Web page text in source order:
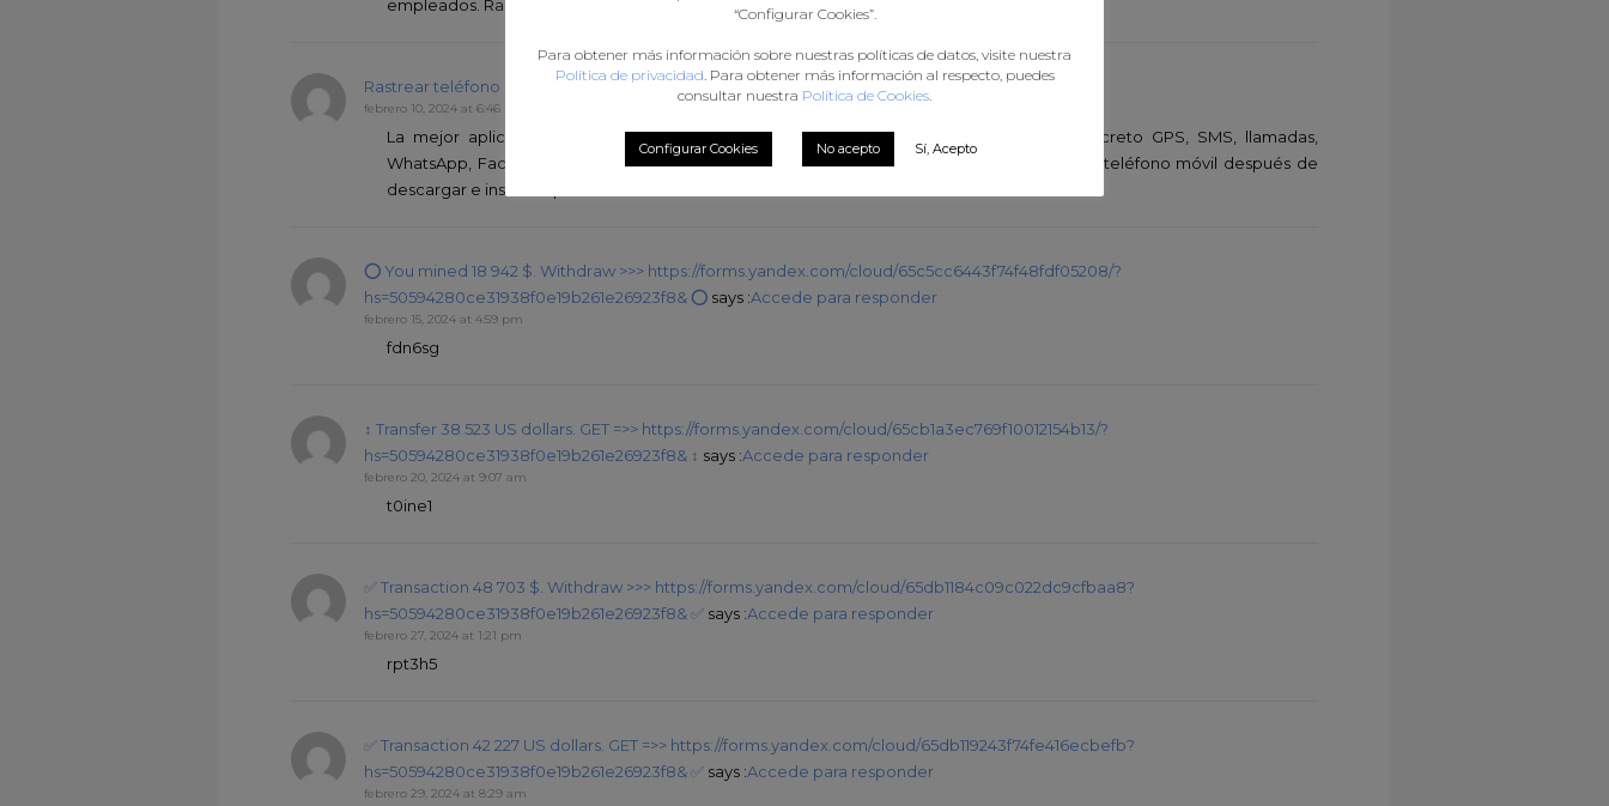
empleados. Rastrear Teléfono Celular Gratis – Programa de Monitoreo en Línea.
Rastrear teléfono Accede para responder
febrero 10, 2024 at 6:46 pm
La mejor aplicación de control parental para proteger a sus hijos – monitoriza en secreto GPS, SMS, llamadas,
WhatsApp, Facebook, ubicación. Puede monitorear de forma remota las actividades del teléfono móvil después de
descargar e instalar apk en el teléfono de destino.
⭕ You mined 18 942 $. Withdrаw >>> https://forms.yandex.com/cloud/65c5cc6443f74f48fdf05208/?
hs=50594280ce31938f0e19b261e26923f8& ⭕ says :Accede para responder
febrero 15, 2024 at 4:59 pm
fdn6sg
↕ Transfer 38 523 US dollars. GЕТ =>> https://forms.yandex.com/cloud/65cb1a3ec769f10012154b13/?
hs=50594280ce31938f0e19b261e26923f8& ↕ says :Accede para responder
febrero 20, 2024 at 9:07 am
t0ine1
✅ Transaction 48 703 $. Withdrаw >>> https://forms.yandex.com/cloud/65db1184c09c022dc9cfbaa8?
hs=50594280ce31938f0e19b261e26923f8& ✅ says :Accede para responder
febrero 27, 2024 at 1:21 pm
rpt3h5
✅ Transaction 42 227 US dollars. GЕТ =>> https://forms.yandex.com/cloud/65db119243f74fe416ecbefb?
hs=50594280ce31938f0e19b261e26923f8& ✅ says :Accede para responder
febrero 29, 2024 at 8:29 am
“Configurar Cookies”.
Para obtener más información sobre nuestras políticas de datos, visite nuestra
Política de privacidad . Para obtener más información al respecto, puedes
consultar nuestra Política de Cookies
Configurar Cookies No acepto Sí, Acepto